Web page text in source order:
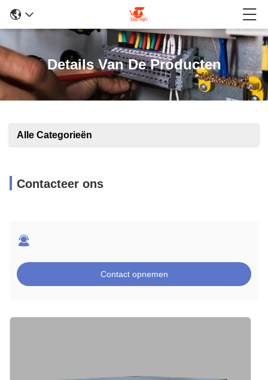
Details Van De Producten
Alle Categorieën
Contacteer ons
Contact opnemen